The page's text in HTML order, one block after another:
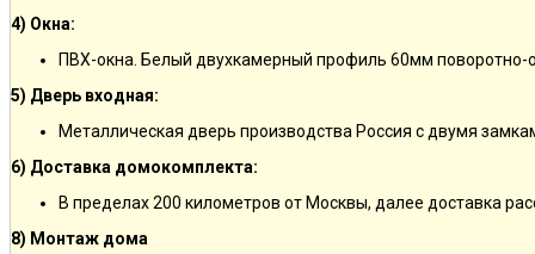
4) Окна:
ПВХ-окна. Белый двухкамерный профиль 60мм поворотно-
5) Дверь входная:
Металлическая дверь производства Россия с двумя
6) Доставка домокомплекта:
В пределах 200 километров от Москвы, далее доставка
8) Монтаж дома